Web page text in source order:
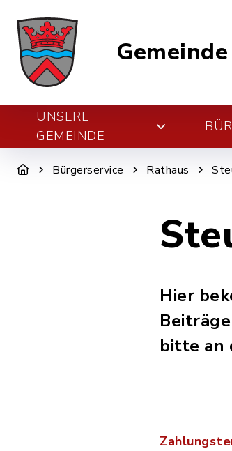
UNSERE
GEMEINDE
Bürgerservice Rathaus
Hier
bitte an